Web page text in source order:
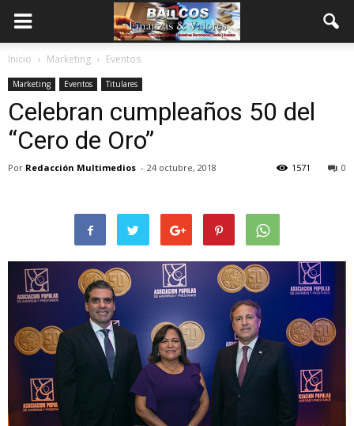
Inicio Marketing Eventos
Marketing Eventos Titulares
Celebran cumpleaños 50 del
“Cero de Oro”
Por Redacción Multimedios - 24 octubre, 2018 0
1571